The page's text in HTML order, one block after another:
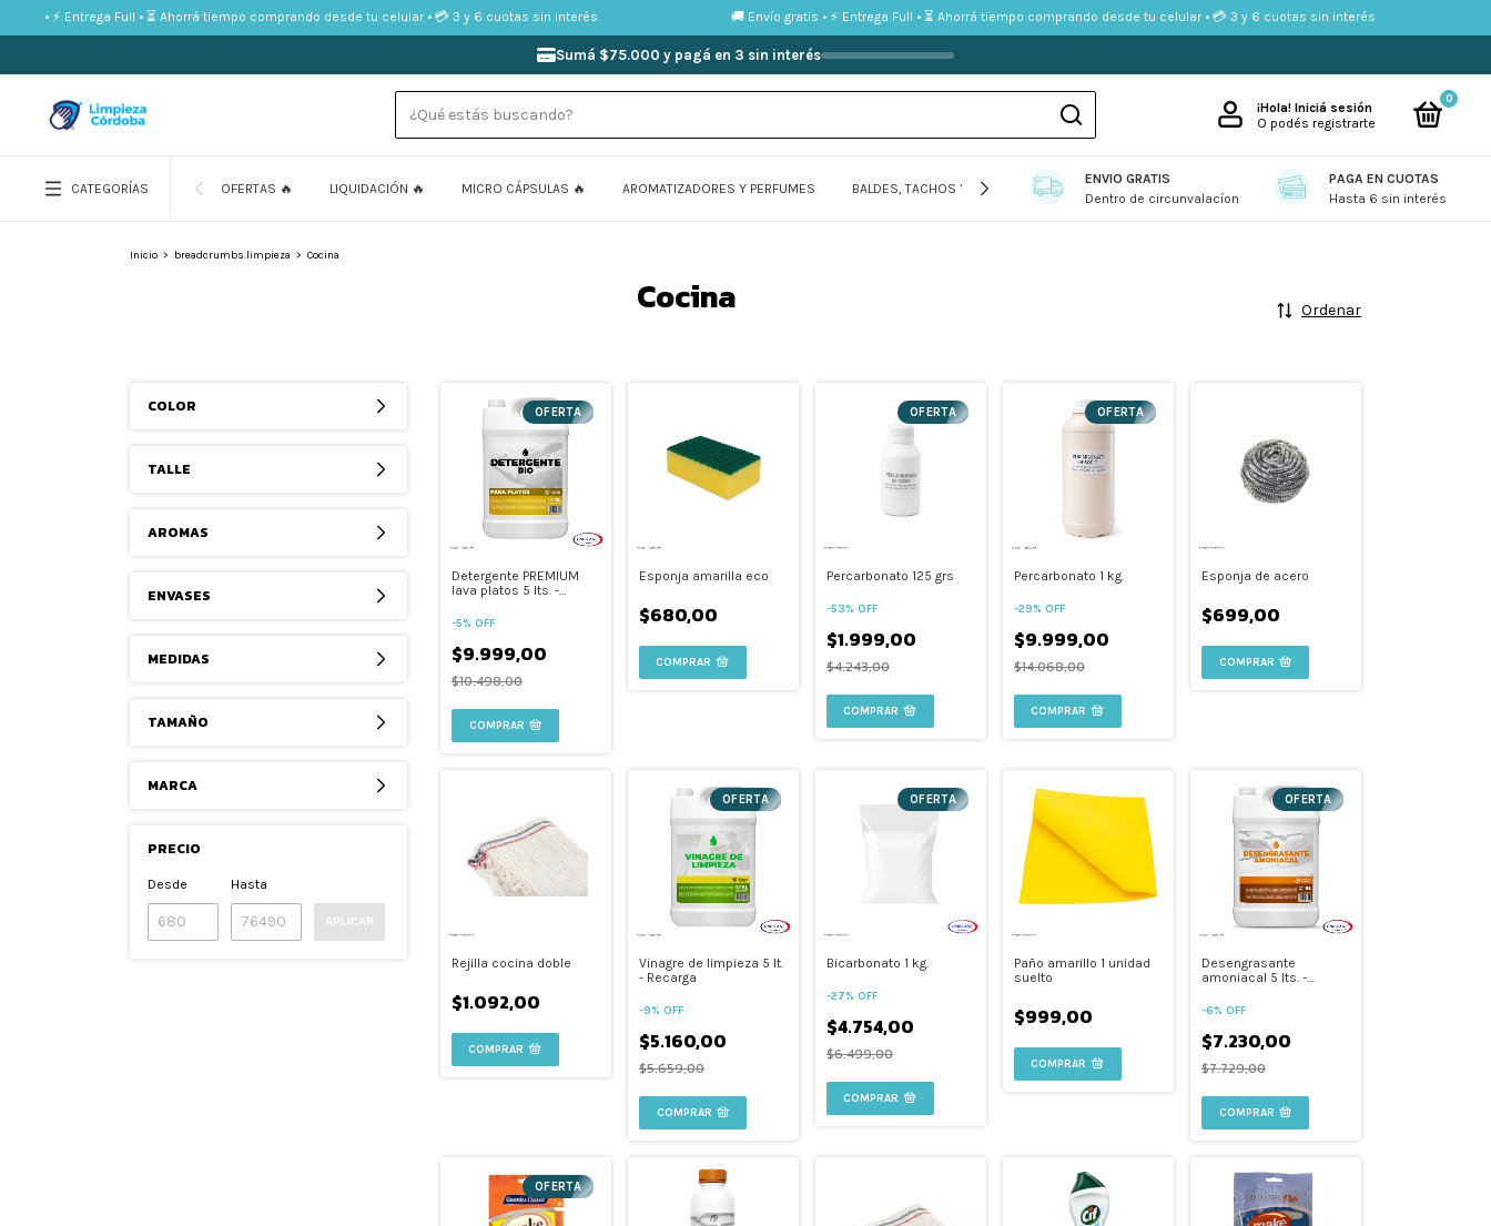
¡Hola! Iniciá sesión
O podés registrarte
0
CATEGORÍAS OFERTAS 🔥 LIQUIDACIÓN 🔥 MICRO CÁPSULAS 🔥 AROMATIZADORES Y PERFUMES BALDES, TACHOS Y FUENTES BOLSAS COMBOS DE LIMPIEZA CUIDADO PERSONAL
ENVIO GRATIS
Dentro de circunvalacíon
PAGA EN CUOTAS
Hasta 6 sin interés
Inicio > breadcrumbs.limpieza > Cocina
Cocina Ordenar
COLOR
TALLE
AROMAS
ENVASES
MEDIDAS
TAMAÑO
MARCA
PRECIO
Desde Hasta
APLICAR
OFERTA
Detergente PREMIUM
lava platos 5 lts. -
-5% OFF
$9.999,00
$10.498,00
COMPRAR
Esponja amarilla eco
$680,00
OFERTA
Percarbonato 125 grs
-53% OFF
$1.999,00
$4.243,00
OFERTA
Percarbonato 1 kg.
-29% OFF
$9.999,00
$14.068,00
Esponja de acero
$699,00
COMPRAR
Rejilla cocina doble
$1.092,00
OFERTA
Vinagre de limpieza 5 lt.
- Recarga
-9% OFF
$5.160,00
$5.659,00
COMPRAR
OFERTA
Bicarbonato 1 kg.
-27% OFF
$4.754,00
$6.499,00
Paño amarillo 1 unidad
suelto
$999,00
OFERTA
Desengrasante
amoniacal 5 lts. -
-6% OFF
$7.230,00
$7.729,00
COMPRAR
OFERTA
• ⚡ Entrega Full • ⏳ Ahorrá tiempo comprando desde tu celular • 💳 3 y 6 cuotas sin interés 🚚 Envío gratis • ⚡ Entrega Full • ⏳ Ahorrá tiempo comprando desde tu celular • 💳 3 y 6 cuotas sin interés
Sumá $75.000 y pagá en 3 sin interés